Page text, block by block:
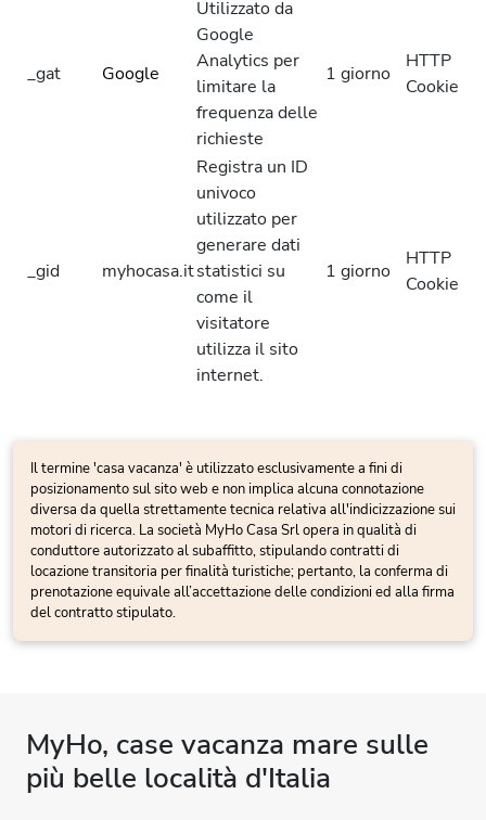
_gat Google
Utilizzato da
Google
Analytics per
limitare la
frequenza delle
richieste
1 giorno
HTTP
Cookie
_gid myhocasa.it
Registra un ID
univoco
utilizzato per
generare dati
statistici su
come il
visitatore
utilizza il sito
internet.
1 giorno
HTTP
Cookie
Il termine 'casa vacanza' è utilizzato esclusivamente a fini di
posizionamento sul sito web e non implica alcuna connotazione
diversa da quella strettamente tecnica relativa all'indicizzazione sui
motori di ricerca. La società MyHo Casa Srl opera in qualità di
conduttore autorizzato al subaffitto, stipulando contratti di
locazione transitoria per finalità turistiche; pertanto, la conferma di
prenotazione equivale all’accettazione delle condizioni ed alla firma
del contratto stipulato.
MyHo, case vacanza mare sulle
più belle località d'Italia